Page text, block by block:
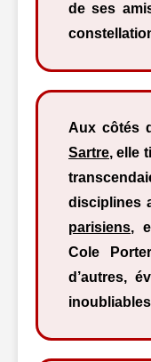
de ses
Aux côtés
Sartre, elle
disciplines
parisiens,
Cole
d’autres,